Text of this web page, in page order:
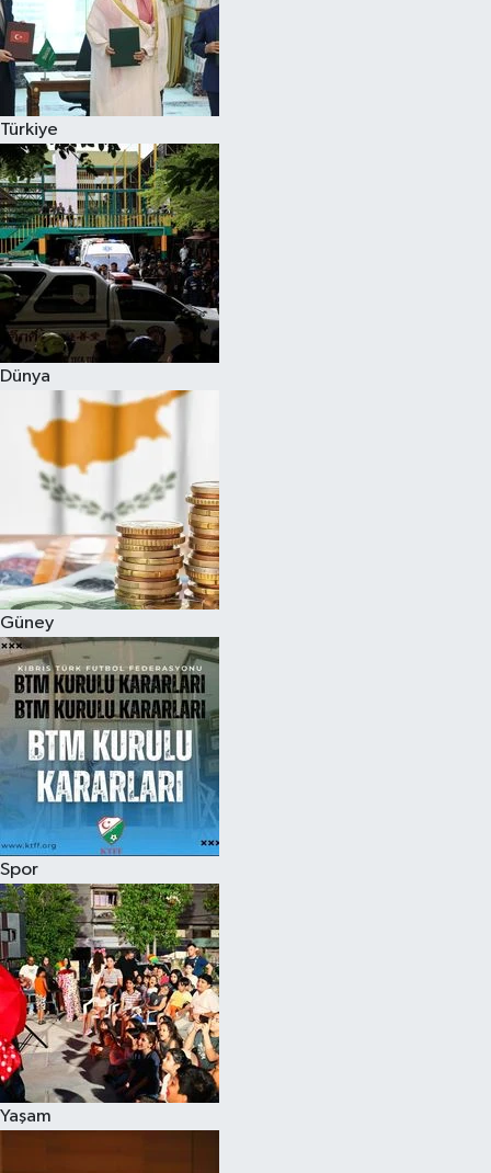
Türkiye
Dünya
Güney
Spor
Yaşam